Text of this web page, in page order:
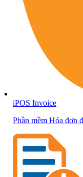
iPOS Invoice
Phần mềm Hóa đơn